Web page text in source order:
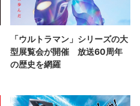
「ウルトラマン」シリーズの大
型展覧会が開催 放送60周年
の歴史を網羅